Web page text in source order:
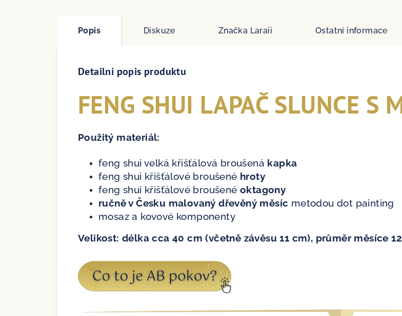
Popis Diskuze Značka Laraii Ostatní informace
Detailní popis produktu
FENG SHUI LAPAČ SLUNCE S
Použitý materiál:
feng shui velká křišťálová broušená kapka
feng shui křišťálové broušené hroty
feng shui křišťálové broušené oktagony
ručně v Česku malovaný dřevěný měsíc metodou dot painting
mosaz a kovové komponenty
Velikost: délka cca 40 cm (včetně závěsu 11 cm), průměr měsíce